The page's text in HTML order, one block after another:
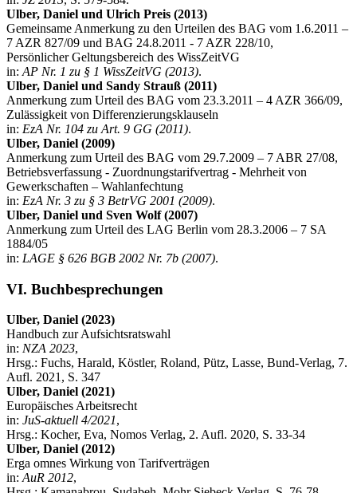
Ulber, Daniel und Ulrich Preis (2013)
Gemeinsame Anmerkung zu den Urteilen des BAG vom 1.6.2011 –
7 AZR 827/09 und BAG 24.8.2011 - 7 AZR 228/10,
Persönlicher Geltungsbereich des WissZeitVG
in: AP Nr. 1 zu § 1 WissZeitVG (2013).
Ulber, Daniel und Sandy Strauß (2011)
Anmerkung zum Urteil des BAG vom 23.3.2011 – 4 AZR 366/09,
Zulässigkeit von Differenzierungsklauseln
in: EzA Nr. 104 zu Art. 9 GG (2011).
Ulber, Daniel (2009)
Anmerkung zum Urteil des BAG vom 29.7.2009 – 7 ABR 27/08,
Betriebsverfassung - Zuordnungstarifvertrag - Mehrheit von
Gewerkschaften – Wahlanfechtung
in: EzA Nr. 3 zu § 3 BetrVG 2001 (2009).
Ulber, Daniel und Sven Wolf (2007)
Anmerkung zum Urteil des LAG Berlin vom 28.3.2006 – 7 SA
1884/05
in: LAGE § 626 BGB 2002 Nr. 7b (2007).
VI. Buchbesprechungen
Ulber, Daniel (2023)
Handbuch zur Aufsichtsratswahl
in: NZA 2023,
Hrsg.: Fuchs, Harald, Köstler, Roland, Pütz, Lasse, Bund-Verlag, 7.
Aufl. 2021, S. 347
Ulber, Daniel (2021)
Europäisches Arbeitsrecht
in: JuS-aktuell 4/2021,
Hrsg.: Kocher, Eva, Nomos Verlag, 2. Aufl. 2020, S. 33-34
Ulber, Daniel (2012)
Erga omnes Wirkung von Tarifverträgen
in: AuR 2012,